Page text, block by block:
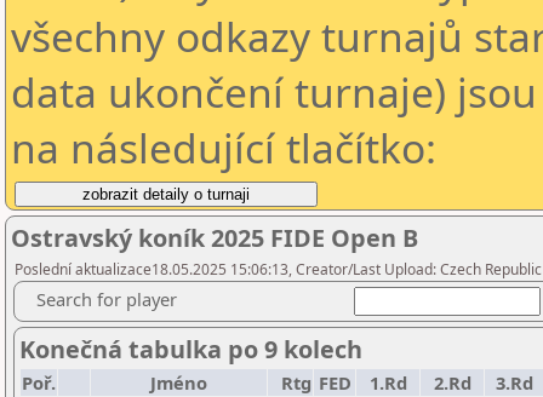
všechny odkazy turnajů
data ukončení turnaje)
na následující tlačítko:
Ostravský koník 2025 FIDE Open B
Poslední aktualizace18.05.2025 15:06:13, Creator/Last Upload: Czech
Search for player
Konečná tabulka po 9 kolech
Poř. Jméno Rtg FED 1.Rd 2.Rd
3.Rd